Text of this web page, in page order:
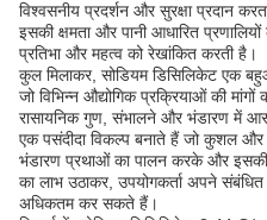
विश्वसनीय प्रदर्शन और सुरक्षा प्रदान
इसकी क्षमता और पानी आधारित
प्रतिभा और महत्व को रेखांकित करती है।
कुल मिलाकर, सोडियम डिसिलिकेट एक
जो विभिन्न औद्योगिक प्रक्रियाओं की
रासायनिक गुण, संभालने और भंडारण में
एक पसंदीदा विकल्प बनाते हैं जो कुशल और
भंडारण प्रथाओं का पालन करके और
का लाभ उठाकर, उपयोगकर्ता अपने
अधिकतम कर सकते हैं।